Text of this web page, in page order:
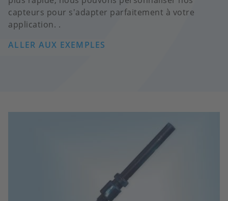
capteurs pour s'adapter parfaitement à votre
application. .
ALLER AUX EXEMPLES